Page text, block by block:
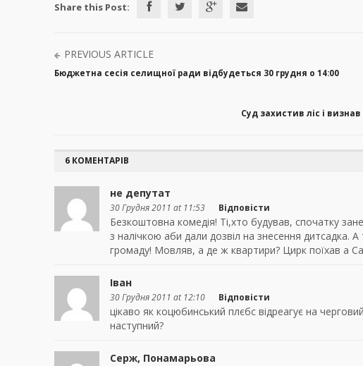
Share this Post:
PREVIOUS ARTICLE
Бюджетна сесія селищної ради відбудеться 30 грудня о 14:00
Суд захистив ліс і
6 КОМЕНТАРІВ
не депутат
30 Грудня 2011 at 11:53 Відповісти
Безкоштовна комедія! Ті,хто будував, спочатку
з налічкою аби дали дозвіл на знесення дитсадка.
громаду! Мовляв, а де ж квартири? Цирк поїхав а
Іван
30 Грудня 2011 at 12:10 Відповісти
цікаво як коцюбинський плєбс відреагує на
наступний?
Серж, Понамарьова